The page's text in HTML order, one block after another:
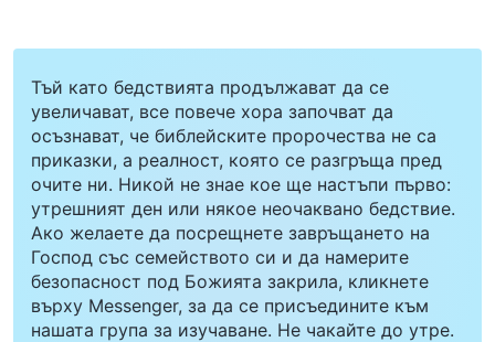
Тъй като бедствията продължават да се
увеличават, все повече хора започват да
осъзнават, че библейските пророчества не са
приказки, а реалност, която се разгръща пред
очите ни. Никой не знае кое ще настъпи първо:
утрешният ден или някое неочаквано бедствие.
Ако желаете да посрещнете завръщането на
Господ със семейството си и да намерите
безопасност под Божията закрила, кликнете
върху Messenger, за да се присъедините към
нашата група за изучаване. Не чакайте до утре.